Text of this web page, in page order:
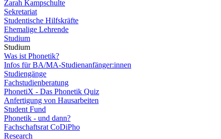
Zarah Kampschulte
Sekretariat
Studentische Hilfskräfte
Ehemalige Lehrende
Studium
Studium
Was ist Phonetik?
Infos für BA/MA-Studienanfänger:innen
Studiengänge
Fachstudienberatung
PhonetiX - Das Phonetik Quiz
Anfertigung von Hausarbeiten
Student Fund
Phonetik - und dann?
Fachschaftsrat CoDiPho
Research